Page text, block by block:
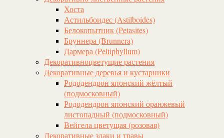
Хоста
Астильбоидес (Astilboides)
Белокопытник (Рetasites)
Бруннера (Brunnera)
Дармера (Peltiphyllum)
Декоративноцветущие растения
Декоративные деревья и кустарники
Рододендрон японский жёлтый
(подмосковный)
Рододендрон японский оранжевый
листопадный (подмосковный)
Вейгела цветущая (розовая)
Декоративные злаки и травы